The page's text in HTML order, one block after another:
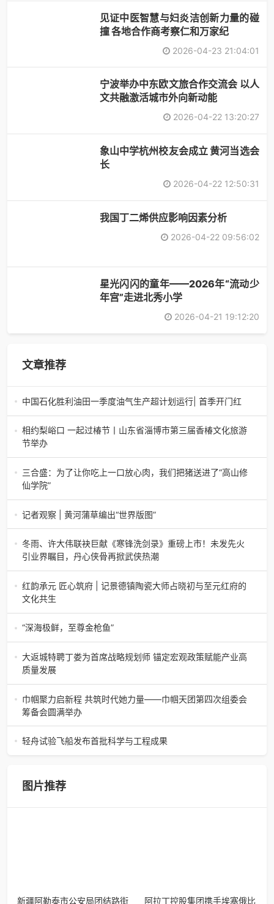
见证中医智慧与妇炎洁创新力量的碰
撞 各地合作商考察仁和万家纪
2026-04-23 21:04:01
宁波举办中东欧文旅合作交流会 以人
文共融激活城市外向新动能
2026-04-22 13:20:27
象山中学杭州校友会成立 黄河当选会
长
2026-04-22 12:50:31
​我国丁二烯供应影响因素分析
2026-04-22 09:56:02
星光闪闪的童年——2026年“流动少
年宫”走进北秀小学
2026-04-21 19:12:20
文章推荐
中国石化胜利油田一季度油气生产超计划运行| 首季开门红
中国石化胜利油田一季度油气生产超计划运行| 首季开门红济
南电（记者 瑞夫 胜宣）2026年一季度，中国石化胜利油田
生产原油585.86万吨，天
相约梨峪口 一起过椿节丨山东省淄博市第三届香椿文化旅游
节举办
相约梨峪口 一起过椿节丨山东省淄博市第三届香椿文化旅游
节举办济南电（记者 瑞夫）4月18日，山东省淄博市第三届
香椿文化旅游节暨党建
三合盛：为了让你吃上一口放心肉，我们把猪送进了“高山修
仙学院”
三合盛：为了让你吃上一口放心肉，我们把猪送进了“高山修
仙学院”很多人问我，现在的生鲜赛道已经卷成麻花了，为什
么三合盛的“认养一头
记者观察 | 黄河蒲草编出“世界版图”
记者观察 | 黄河蒲草编出“世界版图”山东高青农妇的30年“草
根逆袭”路济南电（记者 瑞夫 王克军 郭克烁）一根黄河滩上
的蒲草，能走多
冬雨、许大伟联袂巨献《寒锋洗剑录》重磅上市！未发先火
引业界瞩目，丹心侠骨再掀武侠热潮
【新书首发】冬雨、许大伟联袂巨献《寒锋洗剑录》重磅上
市！未发先火引业界瞩目，丹心侠骨再掀武侠热潮（文/梵
可）近日，备受业界与读者双
红韵承元 匠心筑府 | 记景德镇陶瓷大师占晓初与至元红府的
文化共生
（中国晨报头条讯）景德镇的窑火，千年不熄，淬炼出无数
陶瓷瑰宝；元代釉里红的一抹艳红，穿越七百年岁月，成为
“深海极鲜，至尊金枪鱼”
“深海极鲜，至尊金枪鱼”苏州吴中白金汉爵大酒店蓝鳍金枪鱼
开鱼品鉴仪式圆满落幕2026年4月17日，江苏省苏州市吴中
白金汉爵大酒店大
大返城特聘丁娄为首席战略规划师 锚定宏观政策赋能产业高
质量发展
2026年4月16日，大返城（浙江）科技有限公司隆重举行签
约仪式，正式特聘丁娄先生担任公司首席战略规划师。此次
强强联合，是大返城集团深度
巾帼聚力启新程 共筑时代她力量——巾帼天团第四次组委会
筹备会圆满举办
巾帼聚力启新程 共筑时代她力量——巾帼天团第四次组委会
筹备会圆满举办2026年4月15日，巾帼天团第四次组委会筹
轻舟试验飞船发布首批科学与工程成果
果。据中国科学院微小卫星
图片推荐
新疆阿勒泰市公安局团结路街 阿拉丁控股集团携手埃塞俄比